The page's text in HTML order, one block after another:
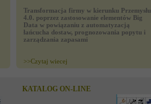
Transformacja firmy w kierunku Przemysłu
4.0. poprzez zastosowanie elementów Big
Data w powiązaniu z automatyzacją
łańcucha dostaw, prognozowania popytu i
zarządzania zapasami
>>Czytaj wiecej
KATALOG ON-LINE